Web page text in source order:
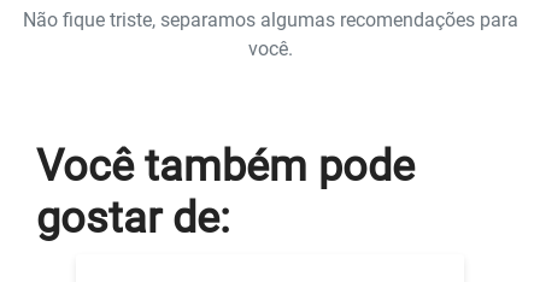
Não fique triste, separamos algumas recomendações para
você.
Você também pode
gostarde: